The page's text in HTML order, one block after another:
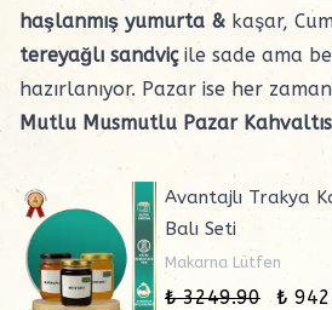
haşlanmış yumurta & kaşar,
tereyağlı sandviçile sade ama
hazırlanıyor. Pazar ise her
Mutlu Musmutlu Pazar
Avantajlı Trakya
Balı Seti
Makarna Lütfen
₺ 3249.90 ₺